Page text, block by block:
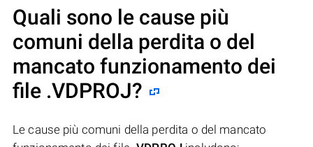
Quali sono le cause più
comuni della perdita o del
mancato funzionamento dei
file .VDPROJ?
Le cause più comuni della perdita o del mancato